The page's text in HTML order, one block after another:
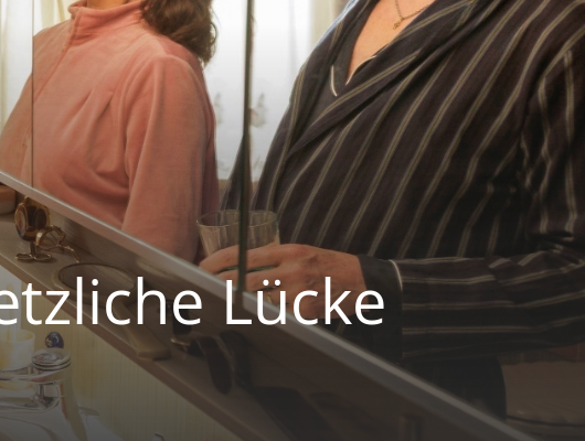
Lücke